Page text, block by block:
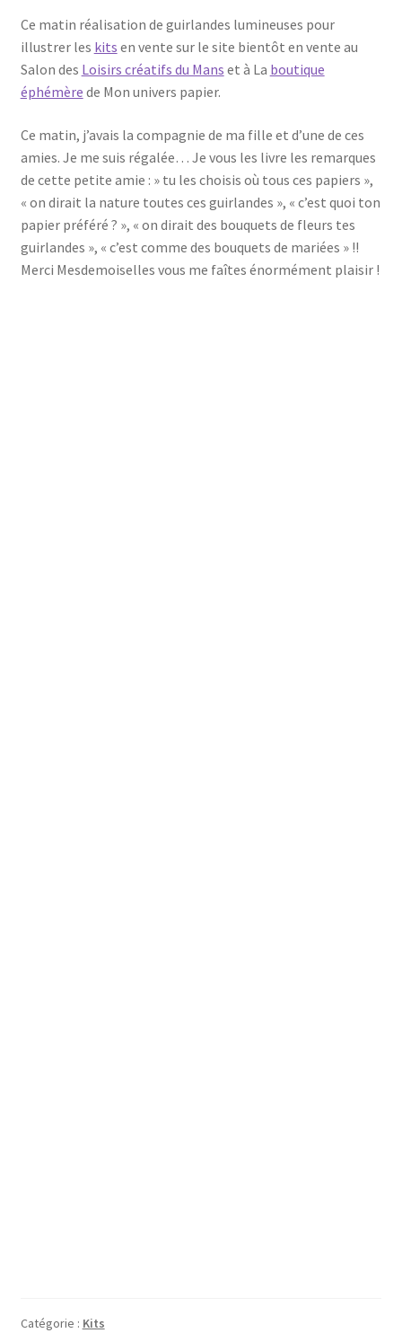
Ce matin réalisation de guirlandes lumineuses pour
illustrer les kits en vente sur le site bientôt en vente au
Salon des Loisirs créatifs du Mans et à La boutique
éphémère de Mon univers papier.
Ce matin, j’avais la compagnie de ma fille et d’une de ces
amies. Je me suis régalée… Je vous les livre les remarques
de cette petite amie : » tu les choisis où tous ces papiers »,
« on dirait la nature toutes ces guirlandes », « c’est quoi ton
papier préféré ? », « on dirait des bouquets de fleurs tes
guirlandes », « c’est comme des bouquets de mariées » !!
Merci Mesdemoiselles vous me faîtes énormément plaisir !
Catégorie : Kits